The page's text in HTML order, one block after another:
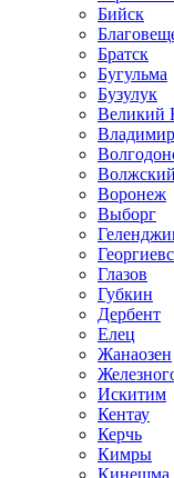
Бийск
Братск
Бугульма
Бузулук
Великий
Владимир
Волжский
Воронеж
Выборг
Глазов
Губкин
Дербент
Елец
Жанаозен
Искитим
Кентау
Керчь
Кимры
Кинешма